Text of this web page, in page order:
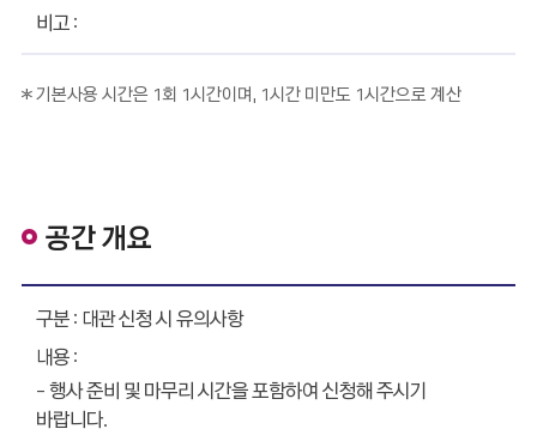
※ 기본사용 시간은 1회 1시간이며, 1시간 미만도 1시간으로 계산
공간 개요
대관 신청 시 유의사항
- 행사 준비 및 마무리 시간을 포함하여 신청해 주시기
바랍니다.